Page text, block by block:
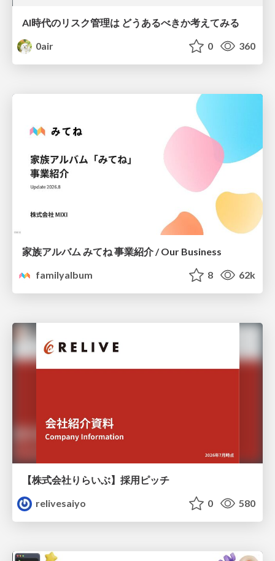
AI時代のリスク管理は どうあるべきか考えてみる
0air
0 360
家族アルバム みてね 事業紹介 / Our Business
familyalbum
8 62k
【株式会社りらいぶ】採用ピッチ
relivesaiyo
0 580